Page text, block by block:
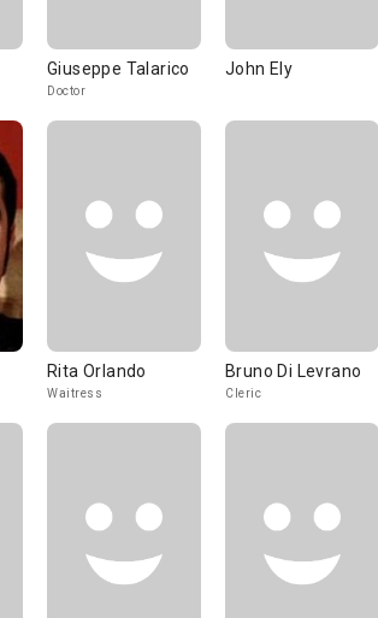
Giuseppe Talarico
Doctor
John Ely
Rita Orlando
Waitress
Bruno Di Levrano
Cleric